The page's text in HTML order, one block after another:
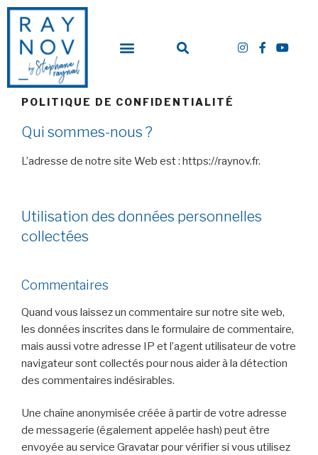
POLITIQUE DE CONFIDENTIALITÉ
Qui sommes-nous ?
L’adresse de notre site Web est : https://raynov.fr.
Utilisation des données personnelles
collectées
Commentaires
Quand vous laissez un commentaire sur notre site web,
les données inscrites dans le formulaire de commentaire,
mais aussi votre adresse IP et l’agent utilisateur de votre
navigateur sont collectés pour nous aider à la détection
des commentaires indésirables.
Une chaîne anonymisée créée à partir de votre adresse
de messagerie (également appelée hash) peut être
envoyée au service Gravatar pour vérifier si vous utilisez